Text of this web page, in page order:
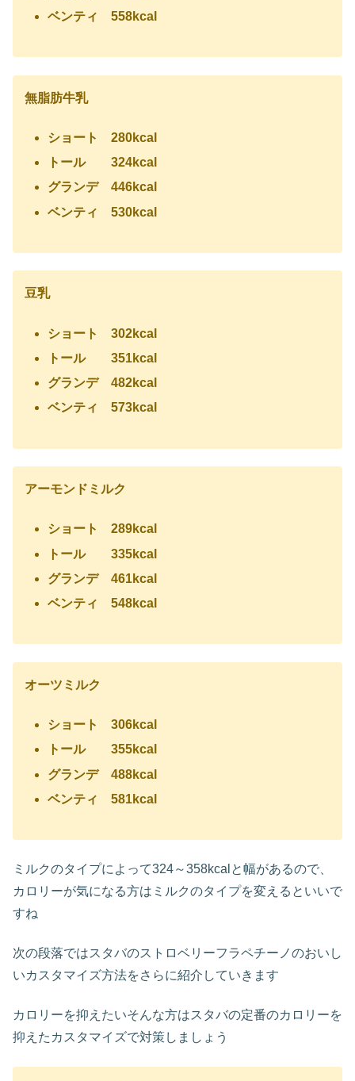
ベンティ 558kcal
無脂肪牛乳
ショート 280kcal
トール 324kcal
グランデ 446kcal
ベンティ 530kcal
豆乳
ショート 302kcal
トール 351kcal
グランデ 482kcal
ベンティ 573kcal
アーモンドミルク
ショート 289kcal
トール 335kcal
グランデ 461kcal
ベンティ 548kcal
オーツミルク
ショート 306kcal
トール 355kcal
グランデ 488kcal
ベンティ 581kcal
ミルクのタイプによって324～358kcalと幅があるので、
カロリーが気になる方はミルクのタイプを変えるといいで
すね
次の段落ではスタバのストロベリーフラペチーノのおいし
いカスタマイズ方法をさらに紹介していきます
カロリーを抑えたいそんな方はスタバの定番のカロリーを
抑えたカスタマイズで対策しましょう